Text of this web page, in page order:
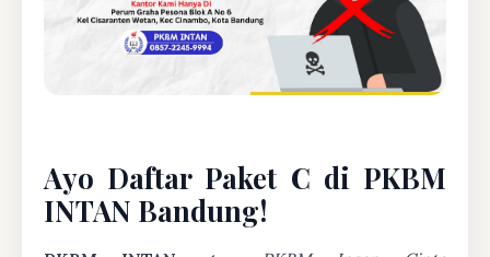
Ayo Daftar Paket C di PKBM
INTAN Bandung!